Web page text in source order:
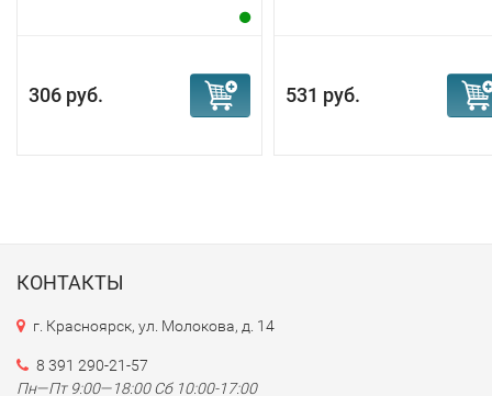
306 руб. 531 руб.
КОНТАКТЫ
г. Красноярск, ул. Молокова, д. 14
8 391 290-21-57
Пн—Пт 9:00—18:00 Сб 10:00-17:00